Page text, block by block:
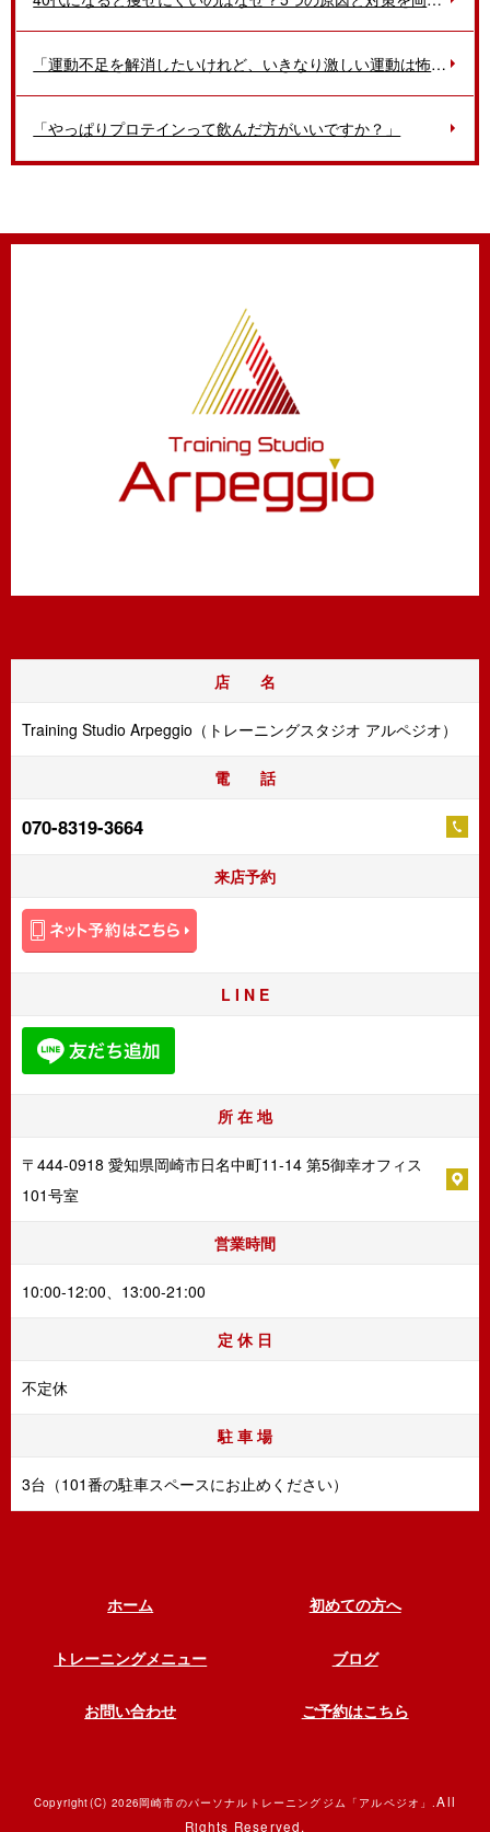
「運動不足を解消したいけれど、いきなり激しい運動は怖い…」
「やっぱりプロテインって飲んだ方がいいですか？」
店 名
Training Studio Arpeggio（トレーニングスタジオ アルペジオ）
電 話
070-8319-3664
来店予約
L I N E
所 在 地
〒444-0918 愛知県岡崎市日名中町11-14 第5御幸オフィス
101号室
営業時間
10:00-12:00、13:00-21:00
定 休 日
不定休
駐 車 場
3台（101番の駐車スペースにお止めください）
ホーム 初めての方へ
トレーニングメニュー ブログ
お問い合わせ ご予約はこちら
Copyright(C) 2026岡崎市のパーソナルトレーニングジム「アルペジオ」.All
Rights Reserved.